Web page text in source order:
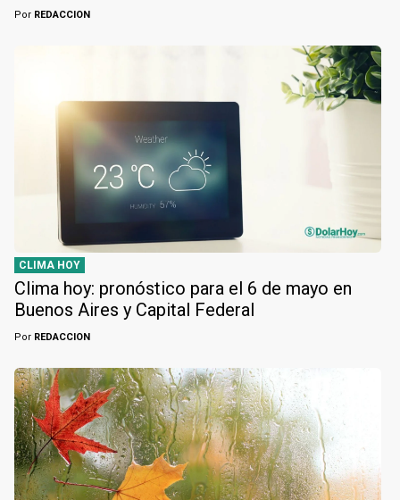
Por REDACCION
CLIMA HOY
Clima hoy: pronóstico para el 6 de mayo en
Buenos Aires y Capital Federal
Por REDACCION